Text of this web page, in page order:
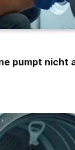
pumpt nicht